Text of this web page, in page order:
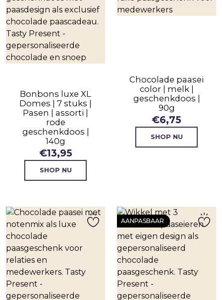
Bonbons luxe XL
Domes | 7 stuks |
Pasen | assorti |
rode
geschenkdoos |
140g
€13,95
SHOP NU
Chocolade paasei
color | melk |
geschenkdoos |
90g
€6,75
SHOP NU
AANPASBAAR